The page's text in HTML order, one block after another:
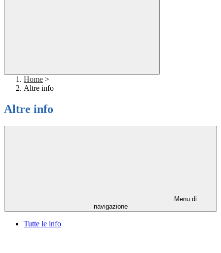
Home >
Altre info
Altre info
Menu di
navigazione
Tutte le info